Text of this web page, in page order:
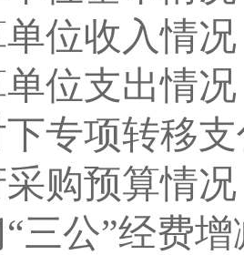
位收入情况
单位支出情况
专项转移
购预算情况
“三公”经费增